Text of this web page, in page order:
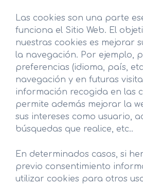
Las cookies son una parte
funciona el Sitio Web. El
nuestras cookies es mejorar
la navegación. Por ejemplo,
preferencias (idioma, país,
navegación y en futuras
información recogida en las
permite además mejorar la
sus intereses como usuario,
búsquedas que realice, etc..
En determinados casos, si
previo consentimiento
utilizar cookies para otros